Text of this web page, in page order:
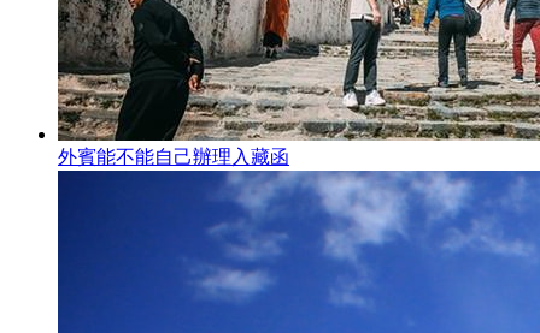
外賓能不能自己辦理入藏函